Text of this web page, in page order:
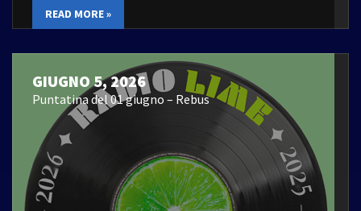
READ MORE »
GIUGNO 5, 2026
Puntatina del 01 giugno – Rebus